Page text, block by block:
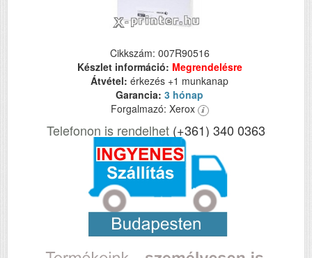
Cikkszám: 007R90516
Készlet információ: Megrendelésre
Átvétel: érkezés +1 munkanap
Garancia: 3 hónap
Forgalmazó: Xerox
Telefonon is rendelhet (+361) 340 0363